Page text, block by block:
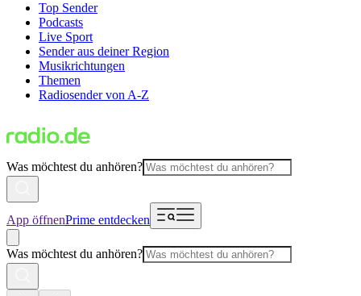
Top Sender
Podcasts
Live Sport
Sender aus deiner Region
Musikrichtungen
Themen
Radiosender von A-Z
Was möchtest du anhören?
App öffnenPrime entdecken
Was möchtest du anhören?